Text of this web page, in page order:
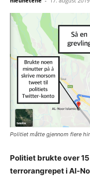
Politiet måtte gjennom flere
Politiet brukte over
terrorangrepet i Al-